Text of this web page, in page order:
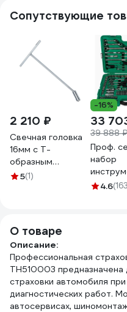
Сопутствующие
2 210 ₽
Свечная головка
16мм с Т-
образным
воротком Hans
5(1)
-16%
33
39 888 ₽
Проф.
набор
SATA
4.6
О товаре
Описание:
Профессиональная
TH510003
страховки автомобиля
диагностических работ.
автосервисах,